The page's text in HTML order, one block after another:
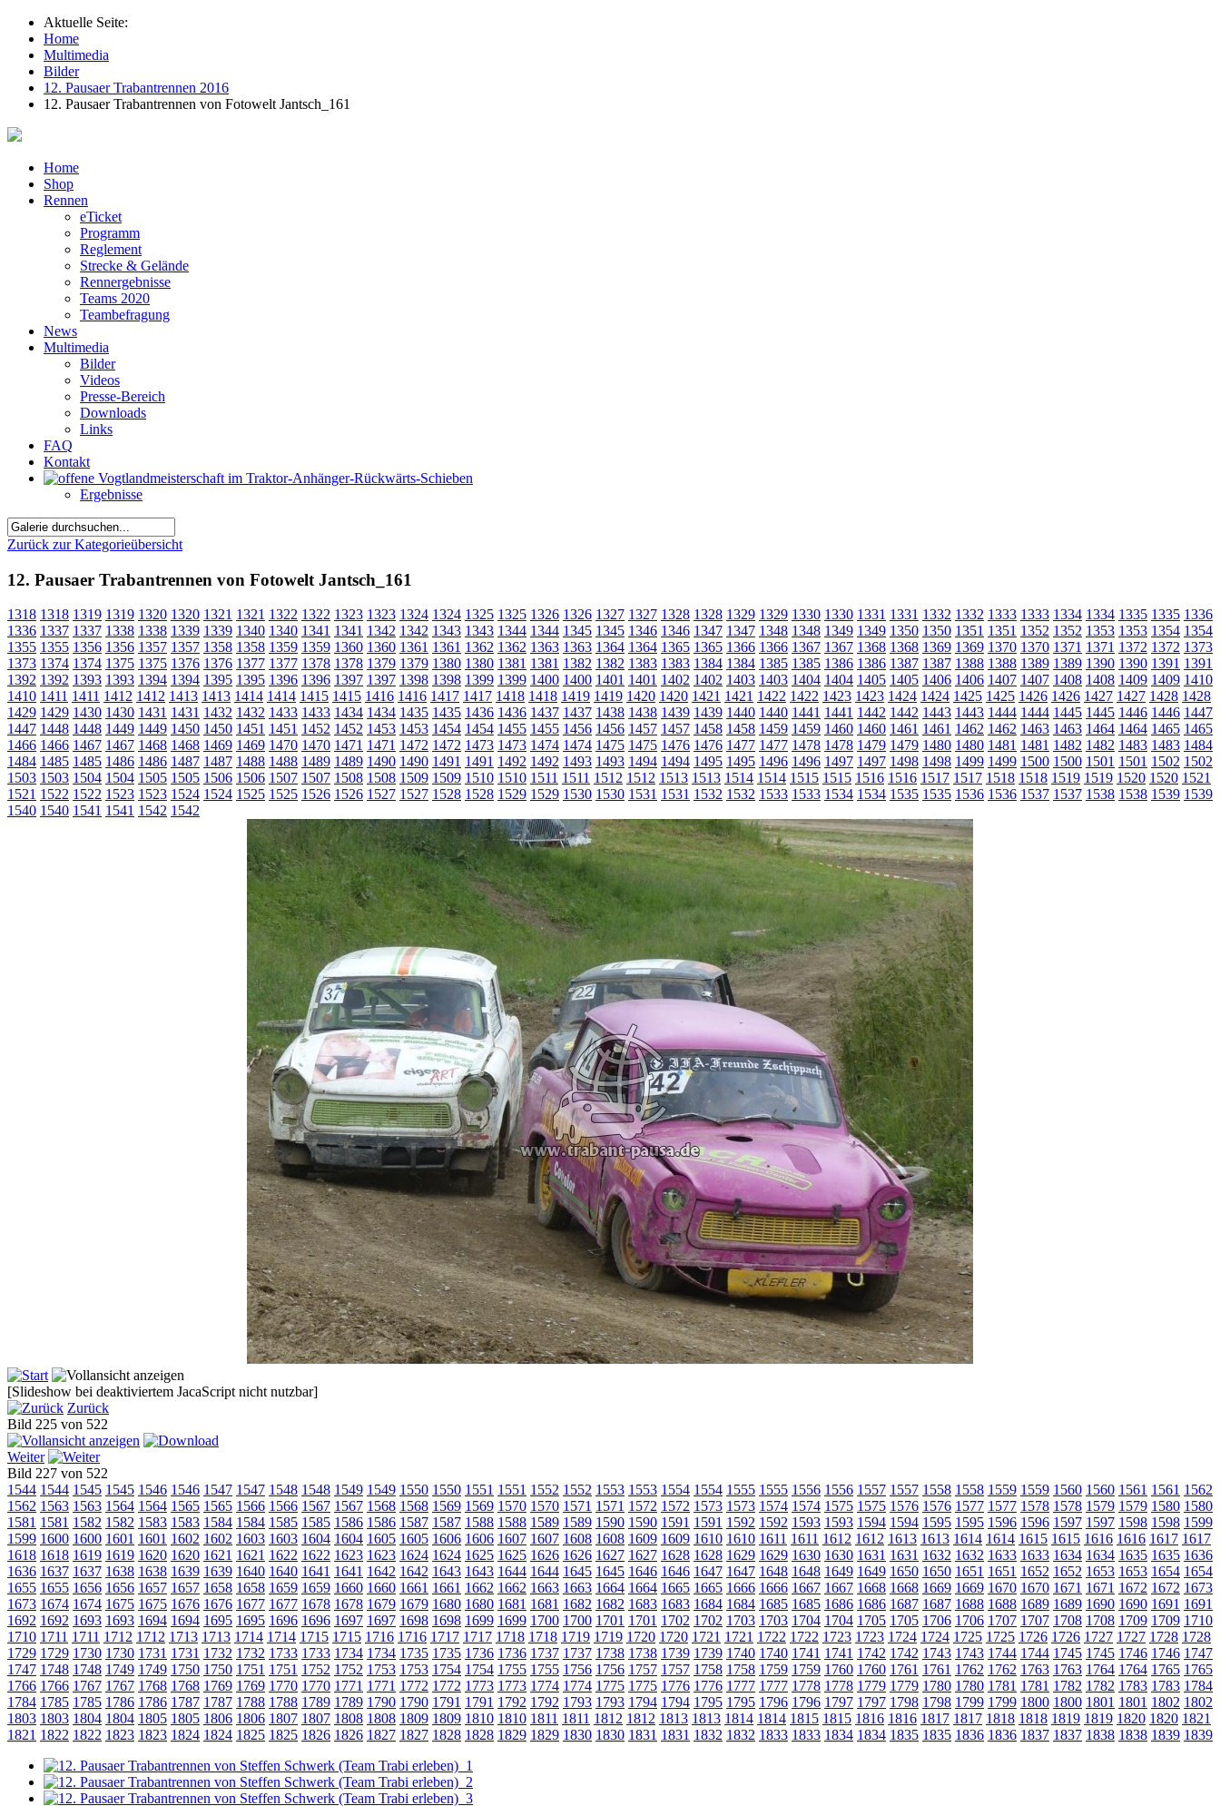
Aktuelle Seite:
Home
Multimedia
Bilder
12. Pausaer Trabantrennen 2016
12. Pausaer Trabantrennen von Fotowelt Jantsch_161
Home
Shop
Rennen
eTicket
Programm
Reglement
Strecke & Gelände
Rennergebnisse
Teams 2020
Teambefragung
News
Multimedia
Bilder
Videos
Presse-Bereich
Downloads
Links
FAQ
Kontakt
Ergebnisse
Zurück zur Kategorieübersicht
12. Pausaer Trabantrennen von Fotowelt Jantsch_161
1318 1318 1319 1319 1320 1320 1321 1321 1322 1322 1323 1323 1324 1324 1325 1325 1326 1326 1327 1327 1328 1328 1329 1329 1330 1330 1331 1331 1332 1332 1333 1333 1334 1334 1335 1335 1336
1336 1337 1337 1338 1338 1339 1339 1340 1340 1341 1341 1342 1342 1343 1343 1344 1344 1345 1345 1346 1346 1347 1347 1348 1348 1349 1349 1350 1350 1351 1351 1352 1352 1353 1353 1354 1354
1355 1355 1356 1356 1357 1357 1358 1358 1359 1359 1360 1360 1361 1361 1362 1362 1363 1363 1364 1364 1365 1365 1366 1366 1367 1367 1368 1368 1369 1369 1370 1370 1371 1371 1372 1372 1373
1373 1374 1374 1375 1375 1376 1376 1377 1377 1378 1378 1379 1379 1380 1380 1381 1381 1382 1382 1383 1383 1384 1384 1385 1385 1386 1386 1387 1387 1388 1388 1389 1389 1390 1390 1391 1391
1392 1392 1393 1393 1394 1394 1395 1395 1396 1396 1397 1397 1398 1398 1399 1399 1400 1400 1401 1401 1402 1402 1403 1403 1404 1404 1405 1405 1406 1406 1407 1407 1408 1408 1409 1409 1410
1410 1411 1411 1412 1412 1413 1413 1414 1414 1415 1415 1416 1416 1417 1417 1418 1418 1419 1419 1420 1420 1421 1421 1422 1422 1423 1423 1424 1424 1425 1425 1426 1426 1427 1427 1428 1428
1429 1429 1430 1430 1431 1431 1432 1432 1433 1433 1434 1434 1435 1435 1436 1436 1437 1437 1438 1438 1439 1439 1440 1440 1441 1441 1442 1442 1443 1443 1444 1444 1445 1445 1446 1446 1447
1447 1448 1448 1449 1449 1450 1450 1451 1451 1452 1452 1453 1453 1454 1454 1455 1455 1456 1456 1457 1457 1458 1458 1459 1459 1460 1460 1461 1461 1462 1462 1463 1463 1464 1464 1465 1465
1466 1466 1467 1467 1468 1468 1469 1469 1470 1470 1471 1471 1472 1472 1473 1473 1474 1474 1475 1475 1476 1476 1477 1477 1478 1478 1479 1479 1480 1480 1481 1481 1482 1482 1483 1483 1484
1484 1485 1485 1486 1486 1487 1487 1488 1488 1489 1489 1490 1490 1491 1491 1492 1492 1493 1493 1494 1494 1495 1495 1496 1496 1497 1497 1498 1498 1499 1499 1500 1500 1501 1501 1502 1502
1503 1503 1504 1504 1505 1505 1506 1506 1507 1507 1508 1508 1509 1509 1510 1510 1511 1511 1512 1512 1513 1513 1514 1514 1515 1515 1516 1516 1517 1517 1518 1518 1519 1519 1520 1520 1521
1521 1522 1522 1523 1523 1524 1524 1525 1525 1526 1526 1527 1527 1528 1528 1529 1529 1530 1530 1531 1531 1532 1532 1533 1533 1534 1534 1535 1535 1536 1536 1537 1537 1538 1538 1539 1539
1540 1540 1541 1541 1542 1542
[Slideshow bei deaktiviertem JacaScript nicht nutzbar]
Zurück
Bild 225 von 522
Weiter
Bild 227 von 522
1544 1544 1545 1545 1546 1546 1547 1547 1548 1548 1549 1549 1550 1550 1551 1551 1552 1552 1553 1553 1554 1554 1555 1555 1556 1556 1557 1557 1558 1558 1559 1559 1560 1560 1561 1561 1562
1562 1563 1563 1564 1564 1565 1565 1566 1566 1567 1567 1568 1568 1569 1569 1570 1570 1571 1571 1572 1572 1573 1573 1574 1574 1575 1575 1576 1576 1577 1577 1578 1578 1579 1579 1580 1580
1581 1581 1582 1582 1583 1583 1584 1584 1585 1585 1586 1586 1587 1587 1588 1588 1589 1589 1590 1590 1591 1591 1592 1592 1593 1593 1594 1594 1595 1595 1596 1596 1597 1597 1598 1598 1599
1599 1600 1600 1601 1601 1602 1602 1603 1603 1604 1604 1605 1605 1606 1606 1607 1607 1608 1608 1609 1609 1610 1610 1611 1611 1612 1612 1613 1613 1614 1614 1615 1615 1616 1616 1617 1617
1618 1618 1619 1619 1620 1620 1621 1621 1622 1622 1623 1623 1624 1624 1625 1625 1626 1626 1627 1627 1628 1628 1629 1629 1630 1630 1631 1631 1632 1632 1633 1633 1634 1634 1635 1635 1636
1636 1637 1637 1638 1638 1639 1639 1640 1640 1641 1641 1642 1642 1643 1643 1644 1644 1645 1645 1646 1646 1647 1647 1648 1648 1649 1649 1650 1650 1651 1651 1652 1652 1653 1653 1654 1654
1655 1655 1656 1656 1657 1657 1658 1658 1659 1659 1660 1660 1661 1661 1662 1662 1663 1663 1664 1664 1665 1665 1666 1666 1667 1667 1668 1668 1669 1669 1670 1670 1671 1671 1672 1672 1673
1673 1674 1674 1675 1675 1676 1676 1677 1677 1678 1678 1679 1679 1680 1680 1681 1681 1682 1682 1683 1683 1684 1684 1685 1685 1686 1686 1687 1687 1688 1688 1689 1689 1690 1690 1691 1691
1692 1692 1693 1693 1694 1694 1695 1695 1696 1696 1697 1697 1698 1698 1699 1699 1700 1700 1701 1701 1702 1702 1703 1703 1704 1704 1705 1705 1706 1706 1707 1707 1708 1708 1709 1709 1710
1710 1711 1711 1712 1712 1713 1713 1714 1714 1715 1715 1716 1716 1717 1717 1718 1718 1719 1719 1720 1720 1721 1721 1722 1722 1723 1723 1724 1724 1725 1725 1726 1726 1727 1727 1728 1728
1729 1729 1730 1730 1731 1731 1732 1732 1733 1733 1734 1734 1735 1735 1736 1736 1737 1737 1738 1738 1739 1739 1740 1740 1741 1741 1742 1742 1743 1743 1744 1744 1745 1745 1746 1746 1747
1747 1748 1748 1749 1749 1750 1750 1751 1751 1752 1752 1753 1753 1754 1754 1755 1755 1756 1756 1757 1757 1758 1758 1759 1759 1760 1760 1761 1761 1762 1762 1763 1763 1764 1764 1765 1765
1766 1766 1767 1767 1768 1768 1769 1769 1770 1770 1771 1771 1772 1772 1773 1773 1774 1774 1775 1775 1776 1776 1777 1777 1778 1778 1779 1779 1780 1780 1781 1781 1782 1782 1783 1783 1784
1784 1785 1785 1786 1786 1787 1787 1788 1788 1789 1789 1790 1790 1791 1791 1792 1792 1793 1793 1794 1794 1795 1795 1796 1796 1797 1797 1798 1798 1799 1799 1800 1800 1801 1801 1802 1802
1803 1803 1804 1804 1805 1805 1806 1806 1807 1807 1808 1808 1809 1809 1810 1810 1811 1811 1812 1812 1813 1813 1814 1814 1815 1815 1816 1816 1817 1817 1818 1818 1819 1819 1820 1820 1821
1821 1822 1822 1823 1823 1824 1824 1825 1825 1826 1826 1827 1827 1828 1828 1829 1829 1830 1830 1831 1831 1832 1832 1833 1833 1834 1834 1835 1835 1836 1836 1837 1837 1838 1838 1839 1839